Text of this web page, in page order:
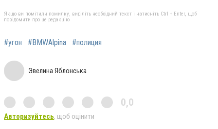
Якщо ви помітили помилку, виділіть необхідний текст і натисніть Ctrl + Enter, щоб
повідомити про це редакцію
#угон #BMWAlpina #полиция
Эвелина Яблонська
0,0
Авторизуйтесь, щоб оцінити